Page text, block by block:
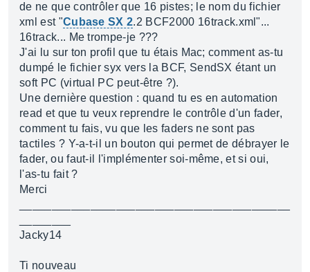
de ne que contrôler que 16 pistes; le nom du fichier
xml est "Cubase SX 2.2 BCF2000 16track.xml"...
16track... Me trompe-je ???
J'ai lu sur ton profil que tu étais Mac; comment as-tu
dumpé le fichier syx vers la BCF, SendSX étant un
soft PC (virtual PC peut-être ?).
Une dernière question : quand tu es en automation
read et que tu veux reprendre le contrôle d'un fader,
comment tu fais, vu que les faders ne sont pas
tactiles ? Y-a-t-il un bouton qui permet de débrayer le
fader, ou faut-il l'implémenter soi-même, et si oui,
l'as-tu fait ?
Merci
Jacky14
Ti nouveau